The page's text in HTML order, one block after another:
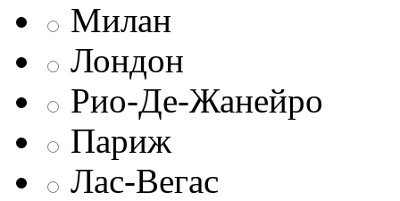
Милан
Лондон
Рио-Де-Жанейро
Париж
Лас-Вегас